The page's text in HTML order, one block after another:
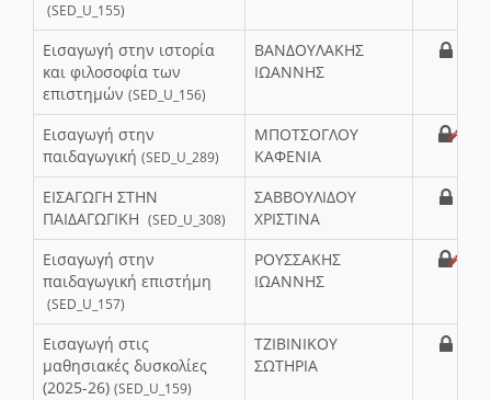
(SED_U_155)
Εισαγωγή στην ιστορία
και φιλοσοφία των
επιστημών (SED_U_156)
ΒΑΝΔΟΥΛΑΚΗΣ
ΙΩΑΝΝΗΣ
Εισαγωγή στην
παιδαγωγική (SED_U_289)
ΜΠΟΤΣΟΓΛΟΥ
ΚΑΦΕΝΙΑ
ΕΙΣΑΓΩΓΗ ΣΤΗΝ
ΠΑΙΔΑΓΩΓΙΚΗ (SED_U_308)
ΣΑΒΒΟΥΛΙΔΟΥ
ΧΡΙΣΤΙΝΑ
Εισαγωγή στην
παιδαγωγική επιστήμη
(SED_U_157)
ΡΟΥΣΣΑΚΗΣ
ΙΩΑΝΝΗΣ
Εισαγωγή στις
μαθησιακές δυσκολίες
(2025-26) (SED_U_159)
ΤΖΙΒΙΝΙΚΟΥ
ΣΩΤΗΡΙΑ